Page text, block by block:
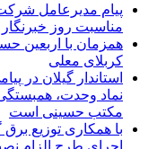
پیام مدیرعامل
مناسبت روز خبرنگار ‌
همزمان با اربعین
کربلای معلی
استاندار گیلان در
نماد وحدت، همبستگی
مکتب حسینی است
با همکاری توزیع
اجرای طرح الزام